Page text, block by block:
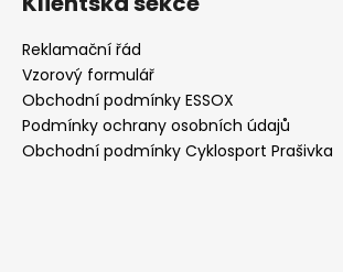
Reklamační řád
Vzorový formulář
Obchodní podmínky ESSOX
Podmínky ochrany osobních údajů
Obchodní podmínky Cyklosport Prašivka